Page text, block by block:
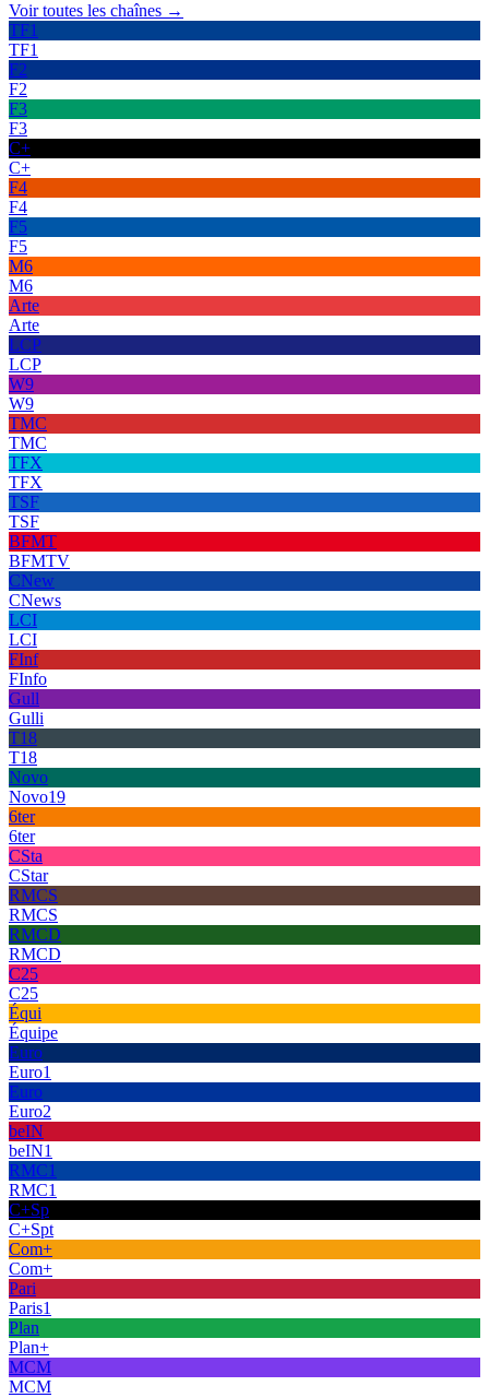
Voir toutes les chaînes →
TF1
TF1
F2
F2
F3
F3
C+
C+
F4
F4
F5
F5
M6
M6
Arte
Arte
LCP
LCP
W9
W9
TMC
TMC
TFX
TFX
TSF
TSF
BFMT
BFMTV
CNew
CNews
LCI
LCI
FInf
FInfo
Gull
Gulli
T18
T18
Novo
Novo19
6ter
6ter
CSta
CStar
RMCS
RMCS
RMCD
RMCD
C25
C25
Équi
Équipe
Euro
Euro1
Euro
Euro2
beIN
beIN1
RMC1
RMC1
C+Sp
C+Spt
Com+
Com+
Pari
Paris1
Plan
Plan+
MCM
MCM